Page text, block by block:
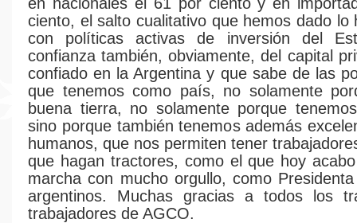
ciento, el salto cualitativo que hemos dado lo
con políticas activas de inversión del
confianza también, obviamente, del capital
confiado en la Argentina y que sabe de las
que tenemos como país, no solamente
buena tierra, no solamente porque
sino porque también tenemos además
humanos, que nos permiten tener
que hagan tractores, como el que hoy
marcha con mucho orgullo, como
argentinos. Muchas gracias a todos los
trabajadores de AGCO.